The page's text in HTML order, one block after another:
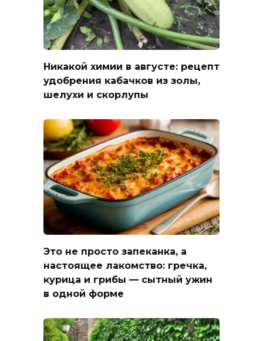
Никакой химии в августе: рецепт
удобрения кабачков из золы,
шелухи и скорлупы
Это не просто запеканка, а
настоящее лакомство: гречка,
курица и грибы — сытный ужин
в одной форме